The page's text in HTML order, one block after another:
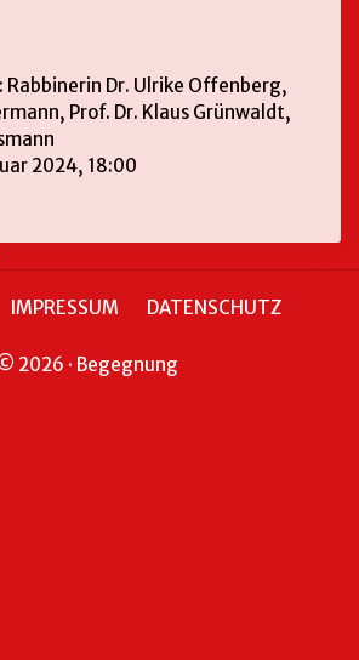
Dr. Ulrike Offenberg,
Prof. Dr. Klaus Grünwaldt,
2024, 18:00
IMPRESSUM DATENSCHUTZ
2026 · Begegnung